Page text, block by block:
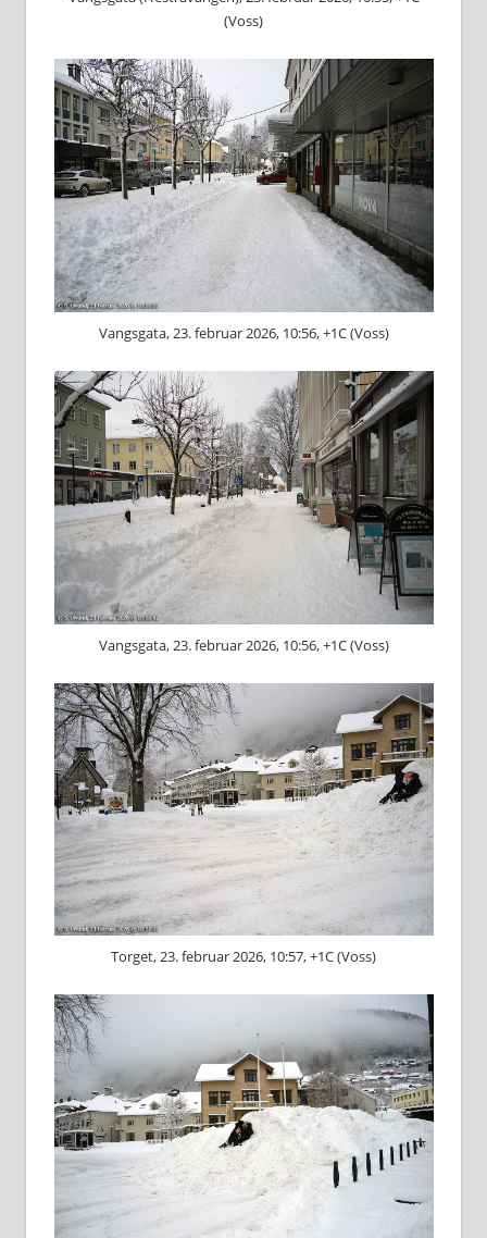
(Voss)
Vangsgata, 23. februar 2026, 10:56, +1C (Voss)
Vangsgata, 23. februar 2026, 10:56, +1C (Voss)
Torget, 23. februar 2026, 10:57, +1C (Voss)